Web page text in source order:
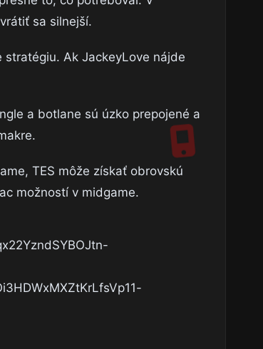
sa silnejší.
Ak JackeyLove nájde
a botlane sú úzko prepojené a
TES môže získať obrovskú
možností v midgame.